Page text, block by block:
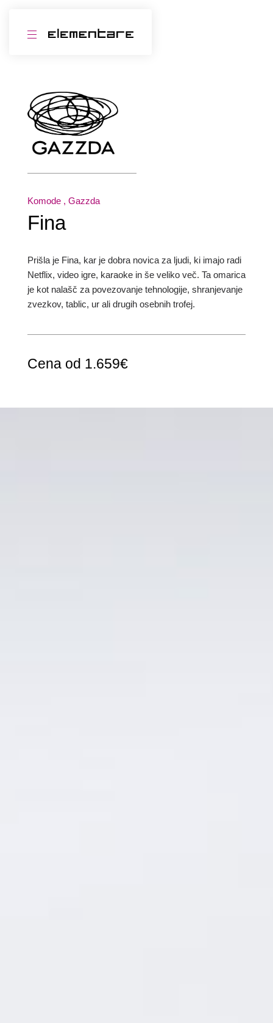
Komode , Gazzda
Fina
Prišla je Fina, kar je dobra novica za ljudi, ki imajo radi
Netflix, video igre, karaoke in še veliko več. Ta omarica
je kot nalašč za povezovanje tehnologije, shranjevanje
zvezkov, tablic, ur ali drugih osebnih trofej.
Cena od 1.659€